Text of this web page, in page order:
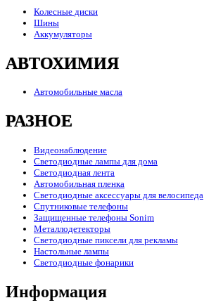
Колесные диски
Шины
Аккумуляторы
АВТОХИМИЯ
Автомобильные масла
РАЗНОЕ
Видеонаблюдение
Светодиодные лампы для дома
Светодиодная лента
Автомобильная пленка
Светодиодные аксессуары для велосипеда
Спутниковые телефоны
Защищенные телефоны Sonim
Металлодетекторы
Светодиодные пиксели для рекламы
Настольные лампы
Светодиодные фонарики
Информация